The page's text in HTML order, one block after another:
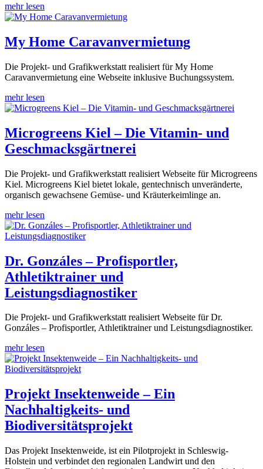
mehr lesen
My Home Caravanvermietung
Die Projekt- und Grafikwerkstatt realisiert für My Home
Caravanvermietung eine Webseite inklusive Buchungssystem.
mehr lesen
Microgreens Kiel – Die Vitamin- und
Geschmacksgärtnerei
Die Projekt- und Grafikwerkstatt realisiert Webseite für Microgreens
Kiel. Microgreens Kiel bietet lokale, gentechnisch unveränderte,
organisch gewachsene Gemüse- und Kräuterkeimlinge an.
mehr lesen
Dr. Gonzáles – Profisportler,
Athletiktrainer und
Leistungsdiagnostiker
Die Projekt- und Grafikwerkstatt realisiert Webseite für Dr.
Gonzáles – Profisportler, Athletiktrainer und Leistungsdiagnostiker.
mehr lesen
Projekt Insektenweide – Ein
Nachhaltigkeits- und
Biodiversitätsprojekt
Das Projekt Insektenweide, ist ein Pilotprojekt in Schleswig-
Holstein und verbindet den regionalen Landwirt und den